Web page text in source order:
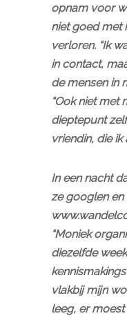
opnam voor
niet goed met
verloren. “Ik
in contact,
de mensen in
“Ook niet met
dieptepunt
vriendin, die ik
In een nacht
ze googlen en
“Moniek
diezelfde
vlakbij mijn
leeg, er moest